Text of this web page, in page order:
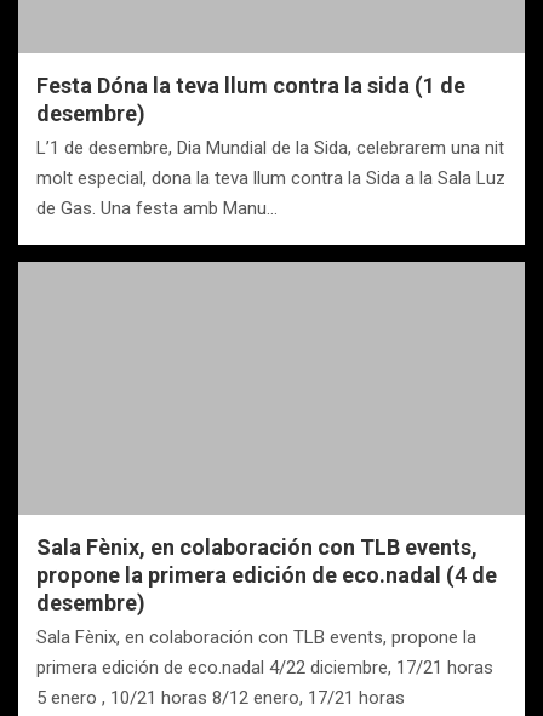
Festa Dóna la teva llum contra la sida (1 de
desembre)
L’1 de desembre, Dia Mundial de la Sida, celebrarem una nit
molt especial, dona la teva llum contra la Sida a la Sala Luz
de Gas. Una festa amb Manu…
Sala Fènix, en colaboración con TLB events,
propone la primera edición de eco.nadal (4 de
desembre)
Sala Fènix, en colaboración con TLB events, propone la
primera edición de eco.nadal 4/22 diciembre, 17/21 horas
5 enero , 10/21 horas 8/12 enero, 17/21 horas